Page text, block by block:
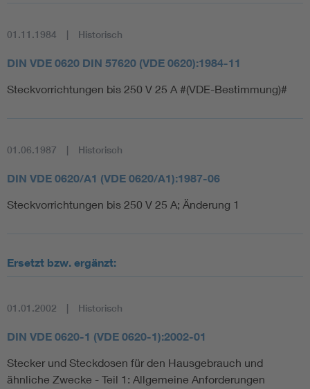
Elektrofachkraft (EFK)
01.11.1984 Historisch
DIN VDE 0620 DIN 57620 (VDE 0620):1984-11
Steckvorrichtungen bis 250 V 25 A #(VDE-Bestimmung)#
01.06.1987 Historisch
DIN VDE 0620/A1 (VDE 0620/A1):1987-06
Steckvorrichtungen bis 250 V 25 A; Änderung 1
Ersetzt bzw. ergänzt:
01.01.2002 Historisch
DIN VDE 0620-1 (VDE 0620-1):2002-01
Stecker und Steckdosen für den Hausgebrauch und
ähnliche Zwecke - Teil 1: Allgemeine Anforderungen